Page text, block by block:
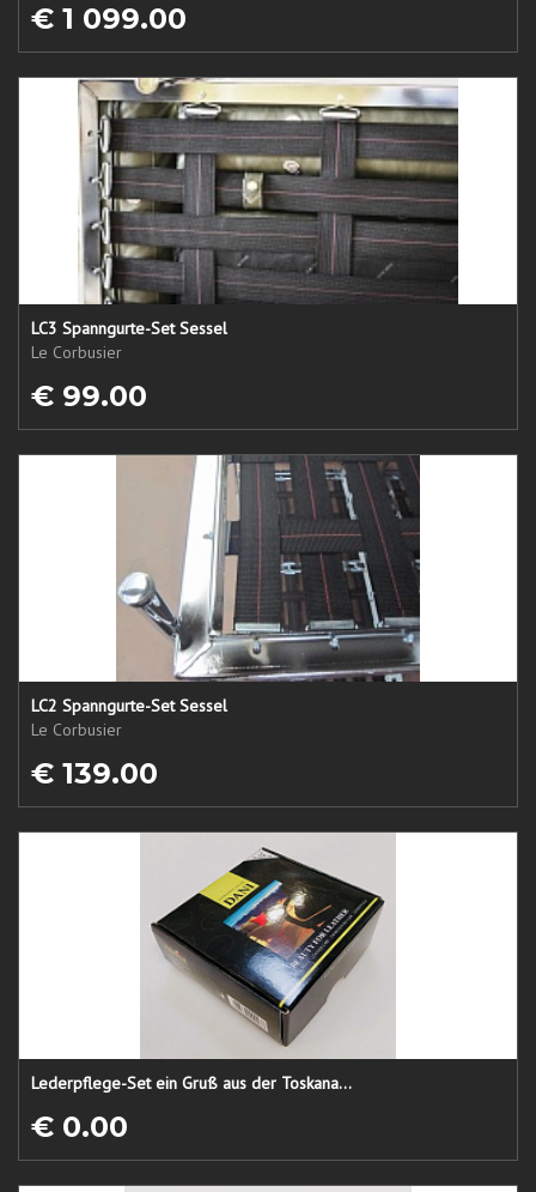
€ 1 099.00
LC3 Spanngurte-Set Sessel
Le Corbusier
€ 99.00
LC2 Spanngurte-Set Sessel
Le Corbusier
€ 139.00
Lederpflege-Set ein Gruß aus der Toskana...
€ 0.00